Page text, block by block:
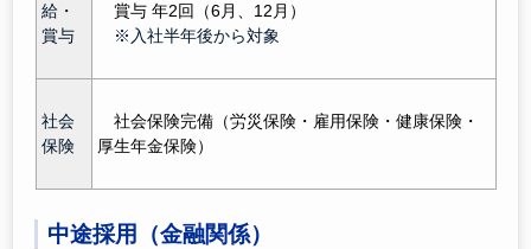
給・
賞与
賞与 年2回（6月、12月）
※入社半年後から対象
社会
保険
社会保険完備（労災保険・雇用保険・健康保険・
厚生年金保険）
中途採用（金融関係）